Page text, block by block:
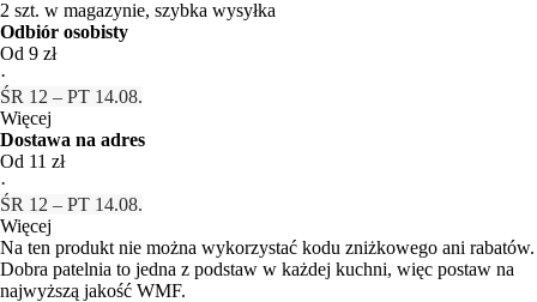
2 szt. w magazynie, szybka wysyłka
Odbiór osobisty
Od 9 zł
·
ŚR 12 – PT 14.08.
Więcej
Dostawa na adres
Od 11 zł
·
ŚR 12 – PT 14.08.
Więcej
Na ten produkt nie można wykorzystać kodu zniżkowego ani rabatów.
Dobra patelnia to jedna z podstaw w każdej kuchni, więc postaw na
najwyższą jakość WMF.